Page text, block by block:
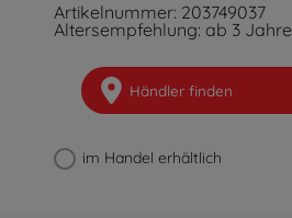
Artikelnummer: 203749037
Altersempfehlung: ab 3
Händler finden
im Handel erhältlich